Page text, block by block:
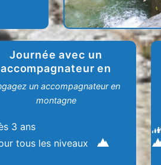
Journée avec un
accompagnateur en
montagne
un accompagnateur en
montagne
3 ans
tous les niveaux